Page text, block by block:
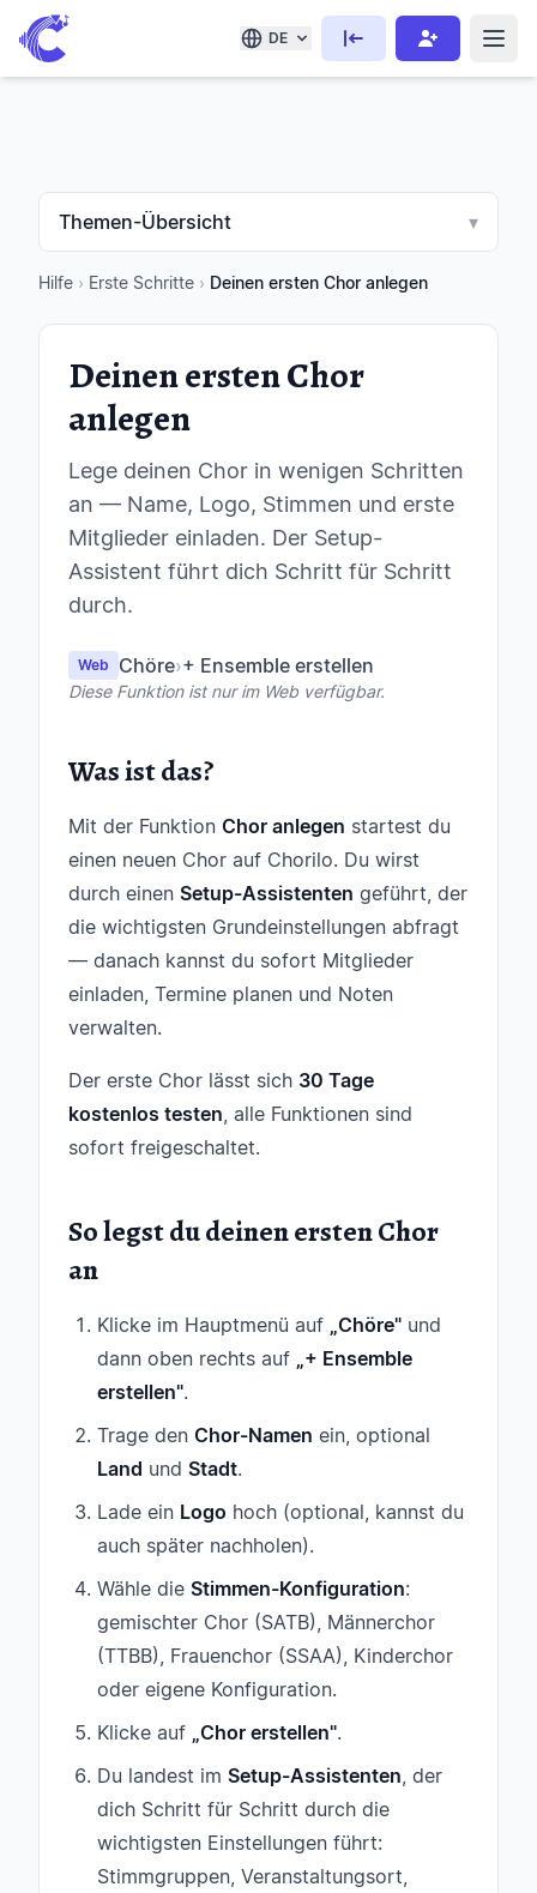
DE
Themen-Übersicht ▾
Hilfe › Erste Schritte › Deinen ersten Chor anlegen
Deinen ersten Chor
anlegen
Lege deinen Chor in wenigen Schritten
an — Name, Logo, Stimmen und erste
Mitglieder einladen. Der Setup-
Assistent führt dich Schritt für Schritt
durch.
Web Chöre›+ Ensemble erstellen
Diese Funktion ist nur im Web verfügbar.
Was ist das?
Mit der Funktion Chor anlegen startest du
einen neuen Chor auf Chorilo. Du wirst
durch einen Setup-Assistenten geführt, der
die wichtigsten Grundeinstellungen abfragt
— danach kannst du sofort Mitglieder
einladen, Termine planen und Noten
verwalten.
Der erste Chor lässt sich 30 Tage
kostenlos testen, alle Funktionen sind
sofort freigeschaltet.
So legst du deinen ersten Chor
an
Klicke im Hauptmenü auf „Chöre" und
dann oben rechts auf „+ Ensemble
erstellen".
Trage den Chor-Namen ein, optional
Land und Stadt.
Lade ein Logo hoch (optional, kannst du
auch später nachholen).
Wähle die Stimmen-Konfiguration:
gemischter Chor (SATB), Männerchor
(TTBB), Frauenchor (SSAA), Kinderchor
oder eigene Konfiguration.
Klicke auf „Chor erstellen".
Du landest im Setup-Assistenten, der
dich Schritt für Schritt durch die
wichtigsten Einstellungen führt:
Stimmgruppen, Veranstaltungsort,